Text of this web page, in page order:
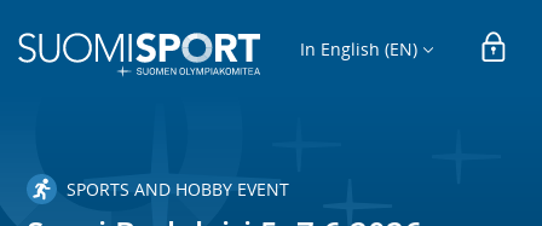
In English (EN)
SPORTS AND HOBBY EVENT